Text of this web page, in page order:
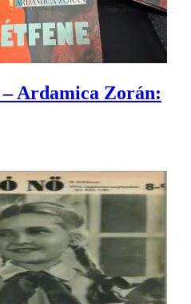
Ardamica Zorán: